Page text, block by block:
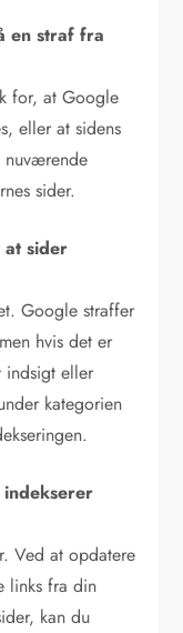
en straf fra
for, at Google
eller at sidens
sider.
sider
Google straffer
hvis det er
indsigt eller
kategorien
Ved at opdatere
links fra din
kan du